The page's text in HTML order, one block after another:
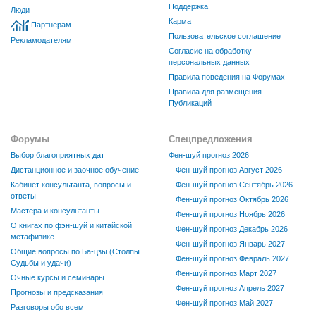
Люди
Партнерам
Рекламодателям
Поддержка
Карма
Пользовательское соглашение
Согласие на обработку
персональных данных
Правила поведения на Форумах
Правила для размещения
Публикаций
Форумы
Выбор благоприятных дат
Дистанционное и заочное обучение
Кабинет консультанта, вопросы и
ответы
Мастера и консультанты
О книгах по фэн-шуй и китайской
метафизике
Общие вопросы по Ба-цзы (Столпы
Судьбы и удачи)
Очные курсы и семинары
Прогнозы и предсказания
Разговоры обо всем
Спецпредложения
Фен-шуй прогноз 2026
Фен-шуй прогноз Август 2026
Фен-шуй прогноз Сентябрь 2026
Фен-шуй прогноз Октябрь 2026
Фен-шуй прогноз Ноябрь 2026
Фен-шуй прогноз Декабрь 2026
Фен-шуй прогноз Январь 2027
Фен-шуй прогноз Февраль 2027
Фен-шуй прогноз Март 2027
Фен-шуй прогноз Апрель 2027
Фен-шуй прогноз Май 2027